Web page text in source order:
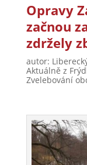
Opravy
začnou
zdržely
autor:
Aktuálně z
Zvelebování